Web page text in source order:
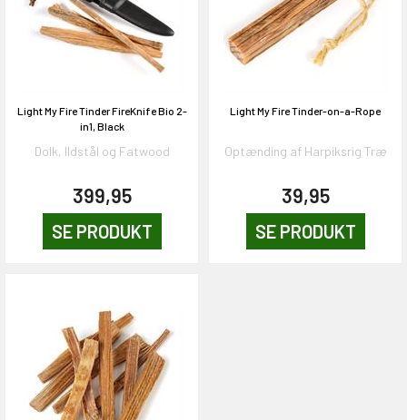
Light My Fire Tinder FireKnife Bio 2-
in1, Black
Dolk, Ildstål og Fatwood
399,95
SE PRODUKT
Light My Fire Tinder-on-a-Rope
Optænding af Harpiksrig Træ
39,95
SE PRODUKT